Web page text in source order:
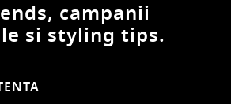
campanii
si styling tips.